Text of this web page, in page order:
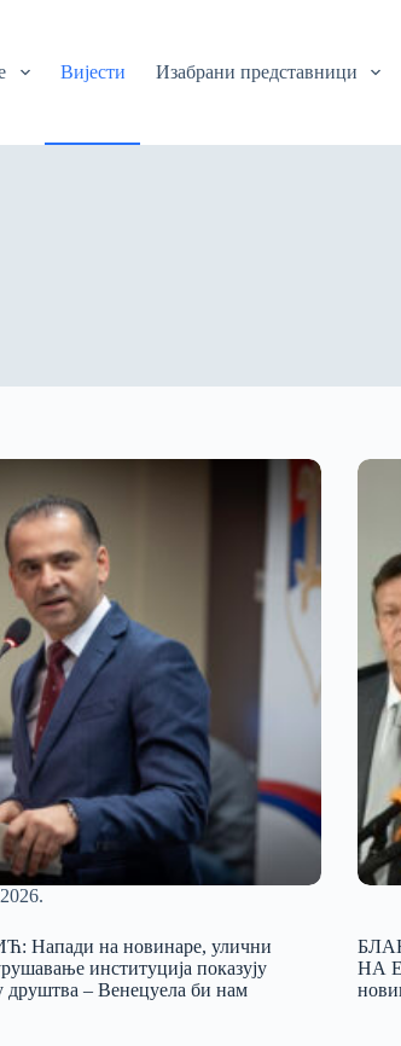
Вијести Изабрани представници
на новинаре, улични
институција показују
друштва – Венецуела би нам
НА